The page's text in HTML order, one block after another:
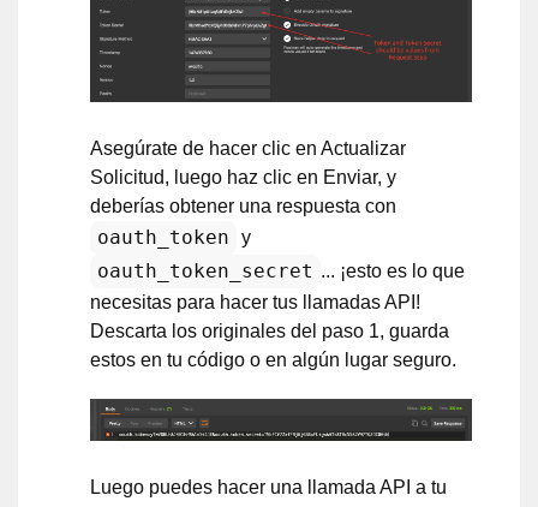
Asegúrate de hacer clic en Actualizar
Solicitud, luego haz clic en Enviar, y
deberías obtener una respuesta con
oauth_token y
oauth_token_secret ... ¡esto es lo que
necesitas para hacer tus llamadas API!
Descarta los originales del paso 1, guarda
estos en tu código o en algún lugar seguro.
Luego puedes hacer una llamada API a tu